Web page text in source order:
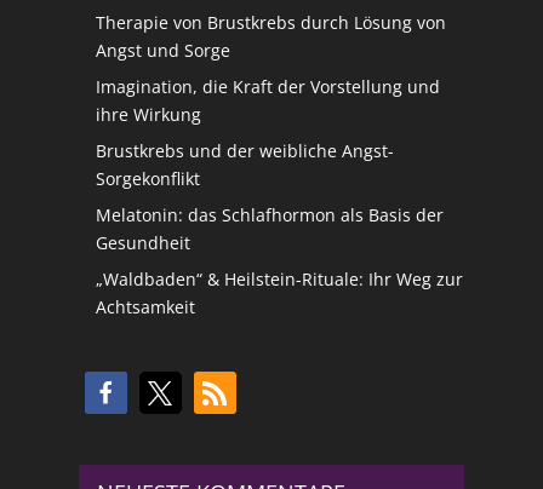
Therapie von Brustkrebs durch Lösung von
Angst und Sorge
Imagination, die Kraft der Vorstellung und
ihre Wirkung
Brustkrebs und der weibliche Angst-
Sorgekonflikt
Melatonin: das Schlafhormon als Basis der
Gesundheit
„Waldbaden“ & Heilstein-Rituale: Ihr Weg zur
Achtsamkeit